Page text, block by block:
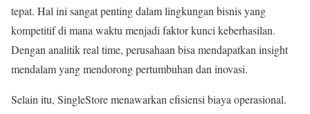
tepat. Hal ini sangat penting dalam lingkungan bisnis yang
kompetitif di mana waktu menjadi faktor kunci keberhasilan.
Dengan analitik real time, perusahaan bisa mendapatkan insight
mendalam yang mendorong pertumbuhan dan inovasi.
Selain itu, SingleStore menawarkan efisiensi biaya operasional.